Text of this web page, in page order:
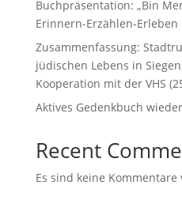
Buchpräsentation: „Bin
Erinnern-Erzählen-Erleben
Zusammenfassung:
jüdischen Lebens in
Kooperation mit der VHS
Aktives Gedenkbuch
Recent
Es sind keine Kommentare